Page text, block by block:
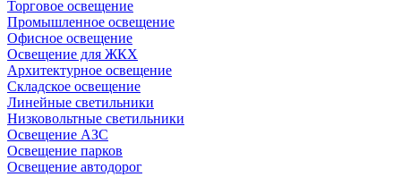
Торговое освещение
Промышленное освещение
Офисное освещение
Освещение для ЖКХ
Архитектурное освещение
Складское освещение
Линейные светильники
Низковольтные светильники
Освещение АЗС
Освещение парков
Освещение автодорог